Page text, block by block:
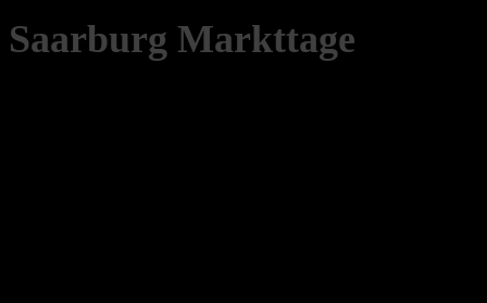
Saarburg Markttage